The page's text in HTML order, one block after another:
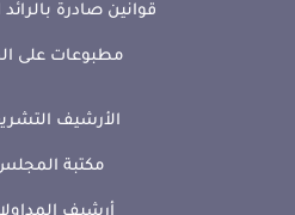
قوانين صادرة
مطبوعات على
الأرشيف
مكتبة